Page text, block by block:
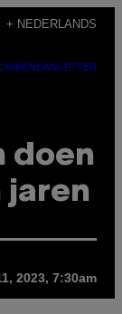
+ NEDERLANDS
NEWSLETTER
doen
jaren
2023, 7:30am